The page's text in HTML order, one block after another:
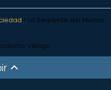
La Serpiente del Mundo:
Vikingo